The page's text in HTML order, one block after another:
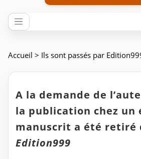
Accueil > Ils sont passés par
A la demande de
la publication chez un
manuscrit a été retiré
Edition999